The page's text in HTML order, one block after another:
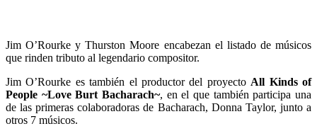
Jim O’Rourke y Thurston Moore encabezan el listado de músicos
que rinden tributo al legendario compositor.
Jim O’Rourke es también el productor del proyecto All Kinds of
People ~Love Burt Bacharach~, en el que también participa una
de las primeras colaboradoras de Bacharach, Donna Taylor, junto a
otros 7 músicos.